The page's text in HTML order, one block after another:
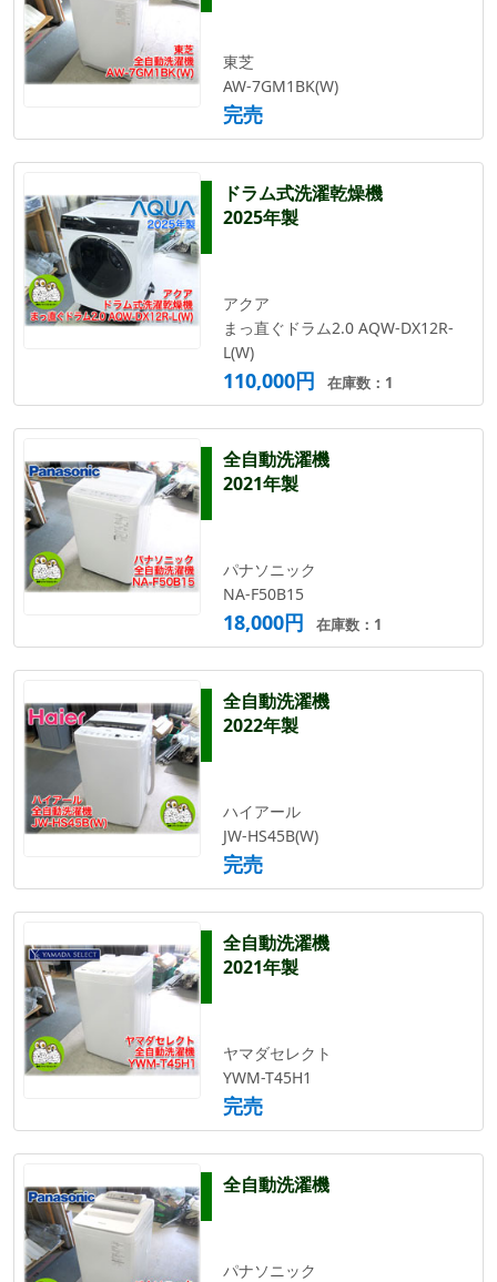
東芝
AW-7GM1BK(W)
完売
ドラム式洗濯乾燥機
2025年製
アクア
まっ直ぐドラム2.0 AQW-DX12R-
L(W)
110,000円 在庫数：1
全自動洗濯機
2021年製
パナソニック
NA-F50B15
18,000円 在庫数：1
全自動洗濯機
2022年製
ハイアール
JW-HS45B(W)
完売
全自動洗濯機
2021年製
ヤマダセレクト
YWM-T45H1
完売
全自動洗濯機
パナソニック